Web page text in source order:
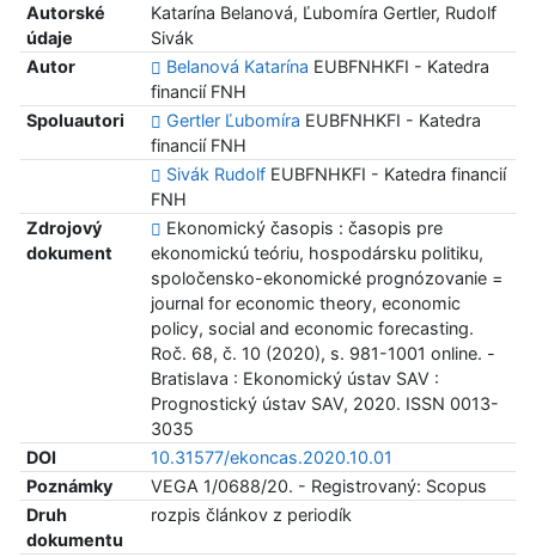
Autorské
údaje
Katarína Belanová, Ľubomíra Gertler, Rudolf
Sivák
Autor
Belanová Katarína EUBFNHKFI - Katedra
financií FNH
Spoluautori
Gertler Ľubomíra EUBFNHKFI - Katedra
financií FNH
Sivák RudolfEUBFNHKFI - Katedra financií
FNH
Zdrojový
dokument
Ekonomický časopis : časopis pre
ekonomickú teóriu, hospodársku politiku,
spoločensko-ekonomické prognózovanie =
journal for economic theory, economic
policy, social and economic forecasting.
Roč. 68, č. 10 (2020), s. 981-1001 online. -
Bratislava : Ekonomický ústav SAV :
Prognostický ústav SAV, 2020. ISSN 0013-
3035
DOI
10.31577/ekoncas.2020.10.01
Poznámky
VEGA 1/0688/20. - Registrovaný: Scopus
Druh
dokumentu
rozpis článkov z periodík